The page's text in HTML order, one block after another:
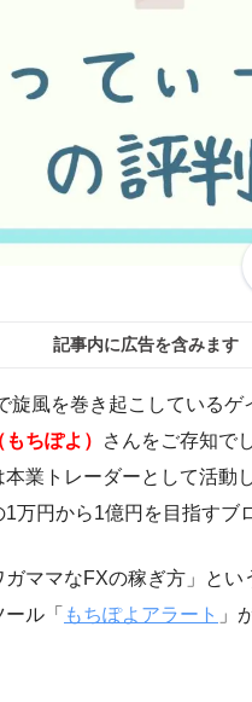
記事内に広告を含みます
旋風を巻き起こしているゲ
ちぽよ）
さんをご存知で
本業トレーダーとして活動
1万円から1億円を目指すブ
ガママなFXの稼ぎ方」と
ル「 もちぽよアラート 」